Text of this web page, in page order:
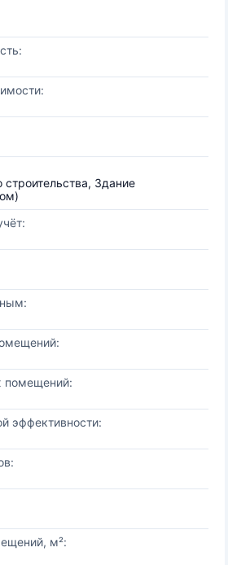
строительства, Здание
помещений:
эффективности:
м²: